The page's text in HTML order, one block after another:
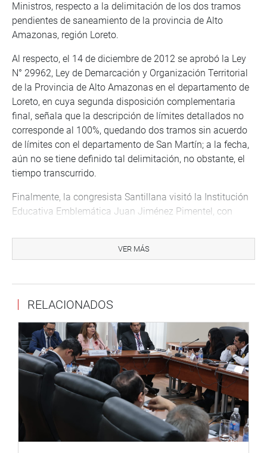
Ministros, respecto a la delimitación de los dos tramos
pendientes de saneamiento de la provincia de Alto
Amazonas, región Loreto.
Al respecto, el 14 de diciembre de 2012 se aprobó la Ley
N° 29962, Ley de Demarcación y Organización Territorial
de la Provincia de Alto Amazonas en el departamento de
Loreto, en cuya segunda disposición complementaria
final, señala que la descripción de límites detallados no
corresponde al 100%, quedando dos tramos sin acuerdo
de límites con el departamento de San Martín; a la fecha,
aún no se tiene definido tal delimitación, no obstante, el
tiempo transcurrido.
Finalmente, la congresista Santillana visitó la Institución
Educativa Emblemática Juan Jiménez Pimentel, con
Durante la mencionada visita, comentó algunas
anécdotas durante su adolescencia como destacada
valores como la disciplina, trabajo en equipo y la
puntualidad.
Lima, 25 de septiembre de 2020
DESPACHO CONGRESAL
VER MÁS
RELACIONADOS